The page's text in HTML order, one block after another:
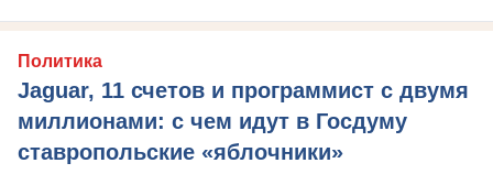
Политика
Jaguar, 11 счетов и программист с двумя
миллионами: с чем идут в Госдуму
ставропольские «яблочники»